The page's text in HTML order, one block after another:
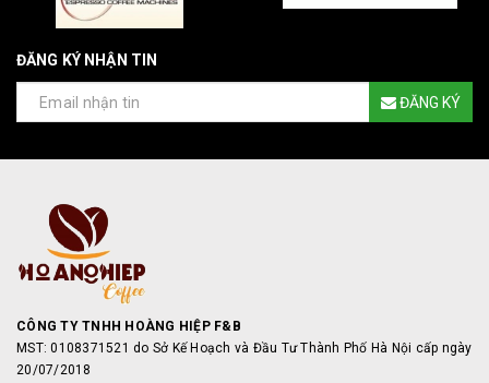
ĐĂNG KÝ NHẬN TIN
ĐĂNG KÝ
CÔNG TY TNHH HOÀNG HIỆP F&B
MST: 0108371521 do Sở Kế Hoạch và Đầu Tư Thành Phố Hà Nội cấp ngày
20/07/2018